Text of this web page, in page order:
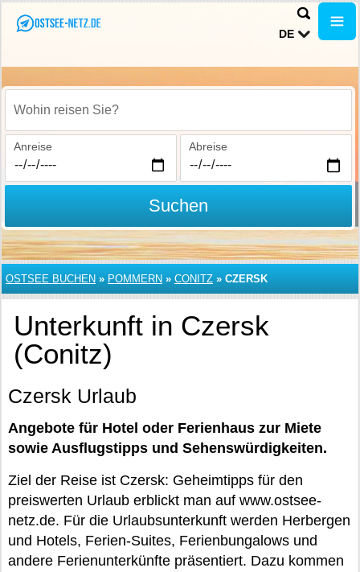
DE
Wohin reisen Sie?
Anreise Abreise
Suchen
OSTSEE BUCHEN » POMMERN » CONITZ » CZERSK
Unterkunft in Czersk
(Conitz)
Czersk Urlaub
Angebote für Hotel oder Ferienhaus zur Miete
sowie Ausflugstipps und Sehenswürdigkeiten.
Ziel der Reise ist Czersk: Geheimtipps für den
preiswerten Urlaub erblickt man auf www.ostsee-
netz.de. Für die Urlaubsunterkunft werden Herbergen
und Hotels, Ferien-Suites, Ferienbungalows und
andere Ferienunterkünfte präsentiert. Dazu kommen